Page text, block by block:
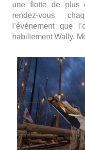
une flotte de plus
rendez-vous
l’événement que
habillement Wally,